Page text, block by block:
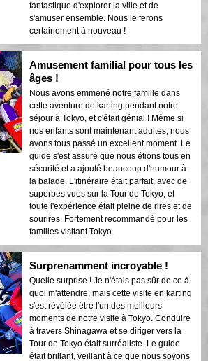
fantastique d'explorer la ville et de
s'amuser ensemble. Nous le ferons
certainement à nouveau !
Amusement familial pour tous les
âges !
Nous avons emmené notre famille dans
cette aventure de karting pendant notre
séjour à Tokyo, et c'était génial ! Même si
nos enfants sont maintenant adultes, nous
avons tous passé un excellent moment. Le
guide s'est assuré que nous étions tous en
sécurité et a ajouté beaucoup d'humour à
la balade. L'itinéraire était parfait, avec de
superbes vues sur la Tour de Tokyo, et
toute l'expérience était pleine de rires et de
sourires. Fortement recommandé pour les
familles visitant Tokyo.
Surprenamment incroyable !
Quelle surprise ! Je n'étais pas sûr de ce à
quoi m'attendre, mais cette visite en karting
s'est révélée être l'un des meilleurs
moments de notre visite à Tokyo. Conduire
à travers Shinagawa et se diriger vers la
Tour de Tokyo était surréaliste. Le guide
était brillant, veillant à ce que nous soyons